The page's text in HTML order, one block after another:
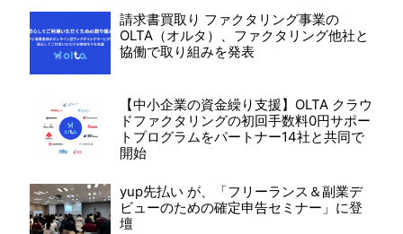
請求書買取り ファクタリング事業の
OLTA（オルタ）、ファクタリング他社と
協働で取り組みを発表
【中小企業の資金繰り支援】OLTA クラウ
ドファクタリングの初回手数料0円サポー
トプログラムをパートナー14社と共同で
開始
yup先払い が、「フリーランス＆副業デ
ビューのための確定申告セミナー」に登
壇